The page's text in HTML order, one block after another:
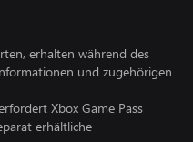
erhalten während des
und zugehörigen
Xbox Game Pass
erhältliche